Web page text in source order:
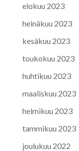
elokuu 2023
heinäkuu 2023
kesäkuu 2023
toukokuu 2023
huhtikuu 2023
maaliskuu 2023
helmikuu 2023
tammikuu 2023
joulukuu 2022